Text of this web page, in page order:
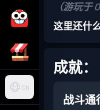
CN
（游玩于
这里还什
成就：
战斗通